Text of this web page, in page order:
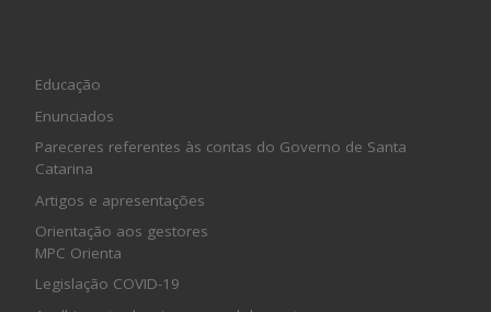
Educação
Enunciados
Pareceres referentes às contas do Governo de Santa
Catarina
Artigos e apresentações
Orientação aos gestores
MPC Orienta
Legislação COVID-19